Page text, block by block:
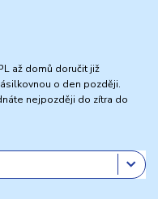
až domů doručit již
o den později.
nejpozději do zítra do